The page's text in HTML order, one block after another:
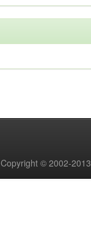
Copyright © 2002-2013